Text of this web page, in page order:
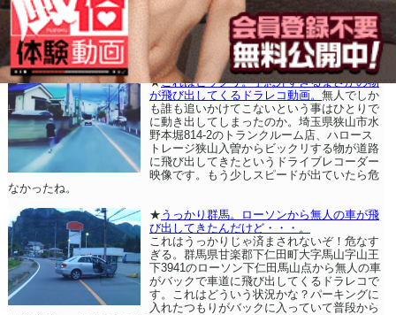
★これはビックリ。予想外すぎるまさかの物
が飛び出してくるドラレコ動画。 無人でしか
も誰も追いかけてこないという事はひとりで
に動き出してしまったのか。埼玉県狭山市水
野本堀814-2のトランクルーム店、ハロース
トレージ狭山入曽からビックリする物が道路
に飛び出してきたというドライブレコーダー
映像です。もう少しスピードが出ていたら危
なかったね。
★ うっかり群馬。ローソンから無人の車が飛
び出してきたんだけど・・・。
これはうっかりじゃ済まされないぞ！危なす
ぎる。群馬県甘楽郡下仁田町大字馬山字山王
下3941のローソン下仁田馬山点から無人の車
がバックで車道に飛び出してくるドラレコで
す。これはどういう状況かな？パーキングに
入れたつもりがバックに入っていて普段から